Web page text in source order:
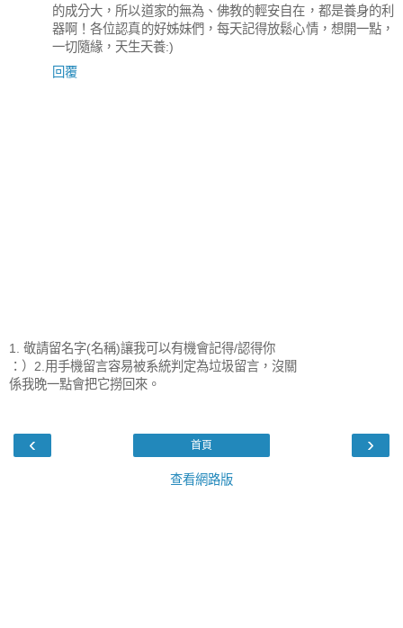
的成分大，所以道家的無為、佛教的輕安自在，都是養身的利
器啊！各位認真的好姊妹們，每天記得放鬆心情，想開一點，
一切隨緣，天生天養:)
回覆
1. 敬請留名字(名稱)讓我可以有機會記得/認得你
：）2.用手機留言容易被系統判定為垃圾留言，沒關
係我晚一點會把它撈回來。
‹ ›
首頁
查看網路版